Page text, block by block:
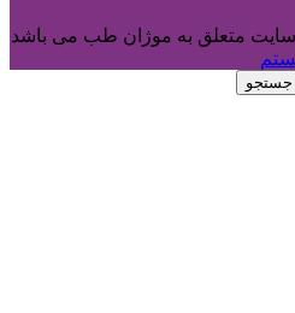
متعلق به موژان طب می باشد
جستجو